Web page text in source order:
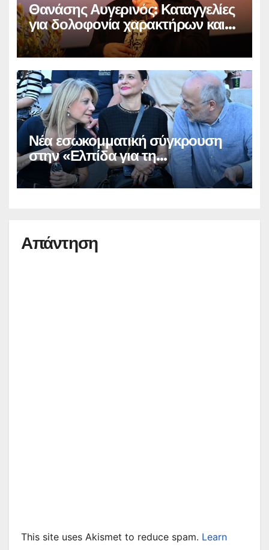
Θανάσης Αυγερινός: Καταγγελίες
για δολοφονία χαρακτήρων και
παραπληροφόρηση
Νέα εσωκομματική σύγκρουση
στην «Ελπίδα για τη
Δημοκρατία»
Απάντηση
This site uses Akismet to reduce spam. Learn